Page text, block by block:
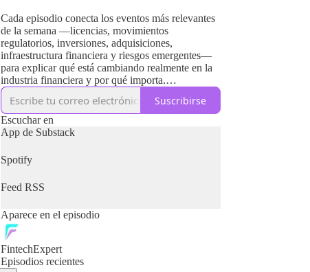
Cada episodio conecta los eventos más relevantes
de la semana —licencias, movimientos
regulatorios, inversiones, adquisiciones,
infraestructura financiera y riesgos emergentes—
para explicar qué está cambiando realmente en la
industria financiera y por qué importa.
No es un noticiero ni un podcast de opinión. Es un
briefing estratégico orientado a quienes toman
decisiones en banca, fintech, pagos, tecnología
financiera y regulación.
Aquí no se repasan titulares: se interpretan señales,
que definen la siguiente fase del sistema financiero
Este podcast utiliza voces generadas por
inteligencia artificial como medio de narración. El
análisis, la curaduría de fuentes y la línea editorial
forman parte de un proceso editorial estructurado.
Suscribirse
Escuchar en
App de Substack
Spotify
Feed RSS
Aparece en el episodio
FintechExpert
Episodios recientes